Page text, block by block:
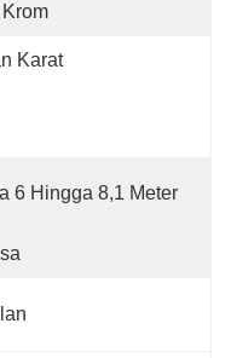
Karat
6 Hingga 8,1 Meter